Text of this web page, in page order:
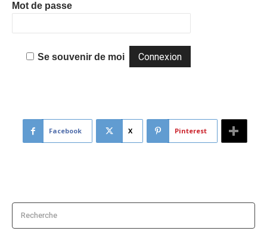
Mot de passe
Se souvenir de moi
Facebook X Pinterest
Recherche